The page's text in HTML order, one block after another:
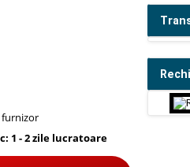
furnizor
1 - 2 zile lucratoare